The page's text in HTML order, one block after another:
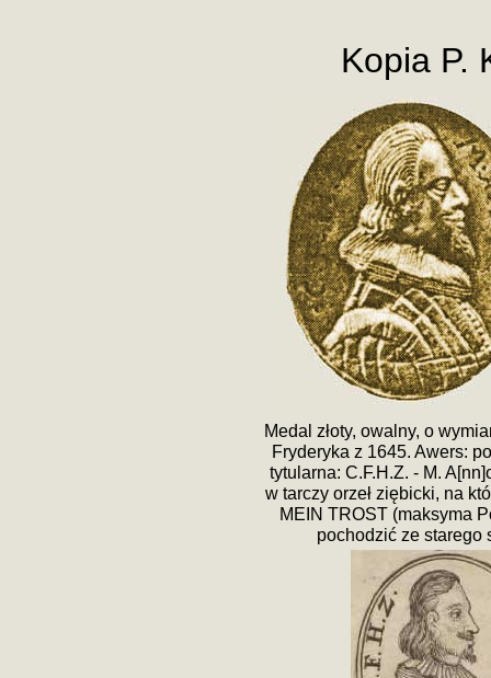
Kopia P.
Medal złoty, owalny, o
Fryderyka z 1645. Awers:
tytularna: C.F.H.Z. - M.
w tarczy orzeł ziębicki, na
MEIN TROST (maksyma
pochodzić ze starego